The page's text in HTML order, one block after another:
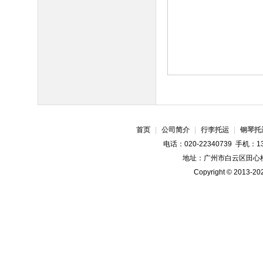
首页 公司简介 行李托运
钢琴托
电话：020-22340739 手机：
地址：广州市白云区田
Copyright © 2013-